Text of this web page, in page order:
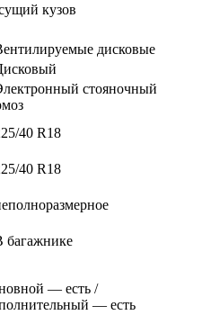
кузов
дисковые
стояночный
40 R18
40 R18
багажнике
— есть /
— есть